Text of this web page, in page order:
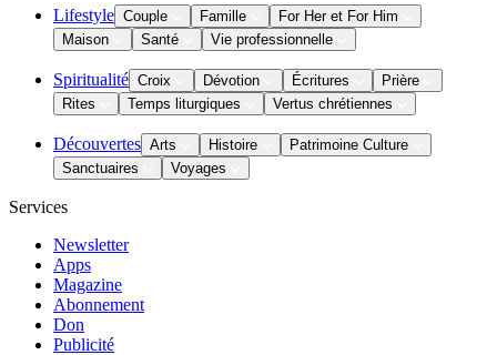
Lifestyle Couple Famille
For Her et For Him
Maison
Santé Vie professionnelle
Spiritualité Croix Dévotion Écritures
Prière
Rites
Temps liturgiques Vertus chrétiennes
Découvertes Arts Histoire
Patrimoine Culture
Sanctuaires
Voyages
Services
Newsletter
Apps
Magazine
Abonnement
Don
Publicité